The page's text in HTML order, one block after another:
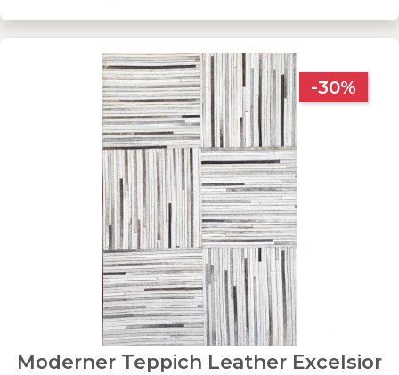
-30%
Moderner Teppich Leather Excelsior